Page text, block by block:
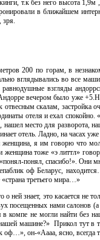
т.к без него высота 1,9м
в ближайшем
зря.
200 по горам, в
вглядывались во все
взгляды
вечером было уже
скалам, застройка
отеля и ехал спокойно.
нашел место для разворота,
отель. Ладно, на часах
женщина, я им говорю что
тоже «э литтл»
понял, спасибо!». Они
оф Беларус,
третьего мира…»
ней знает, это касается не
посещенных нами салонов (а
в компе не могли найти без
машине?» Прикол тут в
оф…», он-«Аааа, ясно, всегда